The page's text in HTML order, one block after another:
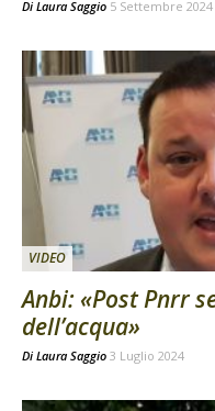
Di Laura Saggio 5 Settembre 2024
VIDEO
Anbi: «Post Pnrr
dell’acqua»
Di Laura Saggio 3 Luglio 2024